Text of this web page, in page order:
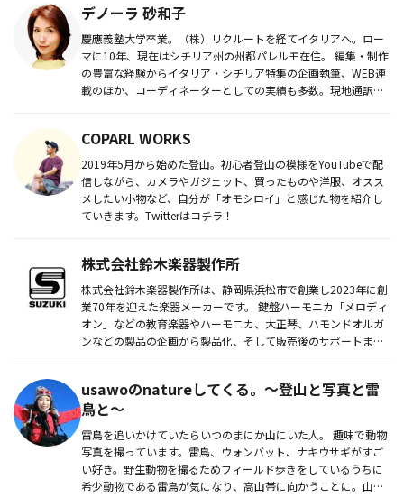
デノーラ 砂和子
慶應義塾大学卒業。（株）リクルートを経てイタリアへ。ロー
マに10年、現在はシチリア州の州都パレルモ在住。 編集・制作
の豊富な経験からイタリア・シチリア特集の企画執筆、WEB連
載のほか、コーディネーターとしての実績も多数。現地通訳も
COPARL WORKS
2019年5月から始めた登山。初心者登山の模様をYouTubeで配
信しながら、カメラやガジェット、買ったものや洋服、オスス
メしたい小物など、自分が「オモシロイ」と感じた物を紹介し
ていきます。Twitterはコチラ！
株式会社鈴木楽器製作所
株式会社鈴木楽器製作所は、静岡県浜松市で創業し2023年に創
業70年を迎えた楽器メーカーです。 鍵盤ハーモニカ「メロディ
オン」などの教育楽器やハーモニカ、大正琴、ハモンドオルガ
ンなどの製品の企画から製品化、そして販売後のサポートまで
usawoのnatureしてくる。〜登山と写真と雷
鳥と〜
雷鳥を追いかけていたらいつのまにか山にいた人。 趣味で動物
写真を撮っています。雷鳥、ウォンバット、ナキウサギがすご
い好き。野生動物を撮るためフィールド歩きをしているうちに
希少動物である雷鳥が気になり、高山帯に向かうことに。山好